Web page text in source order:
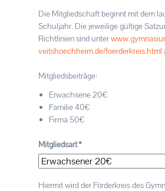
Die Mitgliedschaft beginnt mit dem
Schuljahr. Die jeweilige gültige
Richtlinien sind unter
veitshoechheim.de/foerderkreis.html
Mitgliedsbeiträge:
Erwachsene 20€
Familie 40€
Firma 50€
Pflichtfeld
Mitgliedsart*
Hiermit wird der Förderkreis des